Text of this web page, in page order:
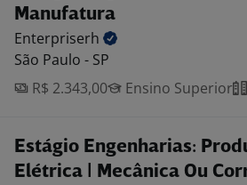
Manufatura
Enterpriserh
São Paulo - SP
R$ 2.343,00
Ensino Superior
Estágio Engenharias:
Elétrica | Mecânica Ou